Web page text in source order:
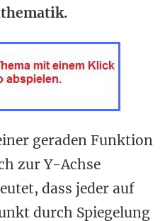
geraden Funktion
zur Y-Achse
dass jeder auf
durch Spiegelung